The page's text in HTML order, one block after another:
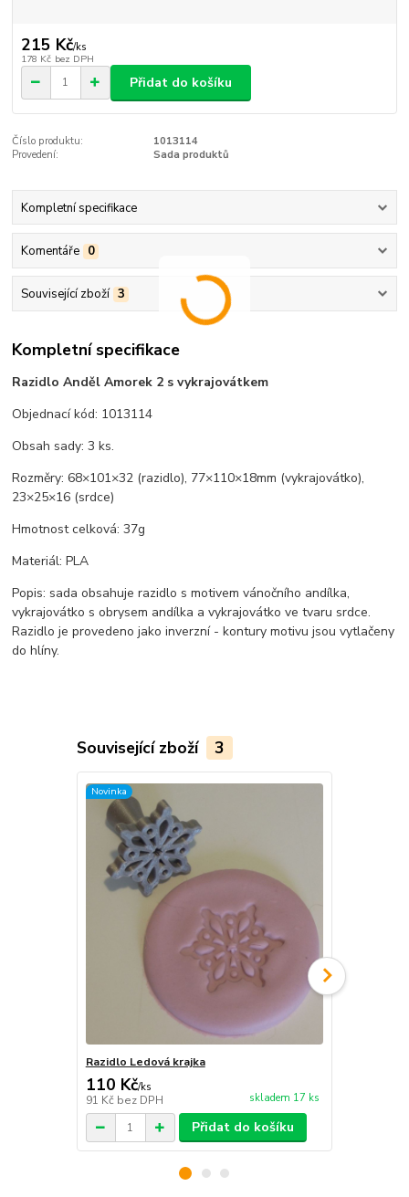
215 Kč/ks
178 Kč bez DPH
Přidat do košíku
Číslo produktu:
1013114
Provedení:
Sada produktů
Kompletní specifikace
Komentáře 0
Související zboží 3
Kompletní specifikace
Razidlo Anděl Amorek 2 s vykrajovátkem
Objednací kód: 1013114
Obsah sady: 3 ks.
Rozměry: 68×101×32 (razidlo), 77×110×18mm (vykrajovátko),
23×25×16 (srdce)
Hmotnost celková: 37g
Materiál: PLA
Popis: sada obsahuje razidlo s motivem vánočního andílka,
vykrajovátko s obrysem andílka a vykrajovátko ve tvaru srdce.
Razidlo je provedeno jako inverzní - kontury motivu jsou vytlačeny
do hlíny.
Související zboží 3
Novinka
Razidlo Ledová krajka
110 Kč/ks
91 Kč bez DPH skladem 17 ks
Přidat do košíku